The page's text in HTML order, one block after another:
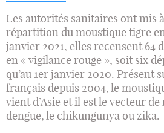
Les autorités sanitaires ont mis
répartition du moustique tigre
janvier 2021, elles recensent 64
en « vigilance rouge », soit six
qu’au 1er janvier 2020. Présent
français depuis 2004, le
vient d’Asie et il est le vecteur
dengue, le chikungunya ou zika.